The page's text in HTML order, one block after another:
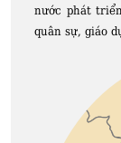
nước phát
quân sự, giáo